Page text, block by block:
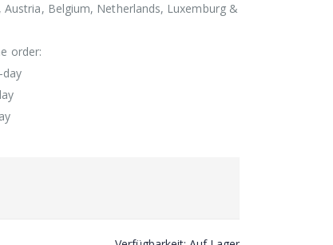
Belgium, Netherlands, Luxemburg &
order: